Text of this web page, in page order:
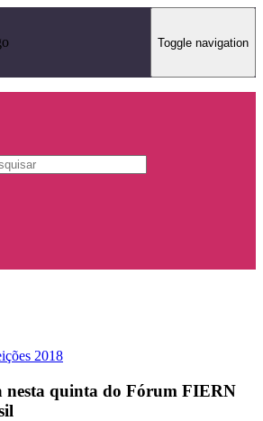
Toggle navigation
2018
nesta quinta do Fórum FIERN